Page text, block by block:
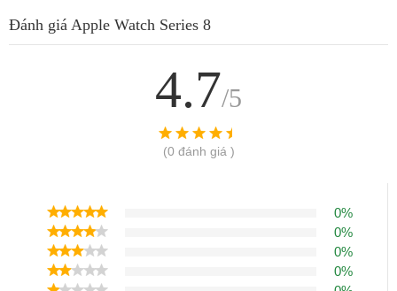
Đánh giá Apple Watch Series 8
4.7/5
(0 đánh giá )
0%
0%
0%
0%